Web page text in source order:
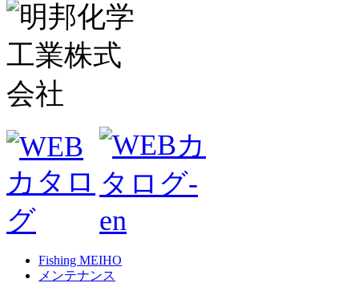
Fishing MEIHO
メンテナンス